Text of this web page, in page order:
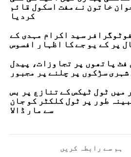
خاتون نے مفت اسکول قائم
کردیا
سید اکرام مہدی کے
پر کے یو جے کا اظہارِ افسوس
فٹ پاتھوں پر تجاوزات، پیدل
سڑکوں پر چلنے پر مجبور
میں ٹول ٹیکس کے تنازع پر بس
طور پر ٹول کلکٹر کو جان
سے مار ڈالا
ہم سے رابطہ کریں